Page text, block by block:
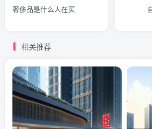
奢侈品是什么人在买
相关推荐